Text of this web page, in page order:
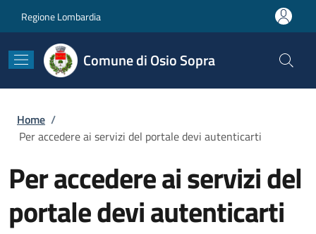
Regione Lombardia
Comune di Osio Sopra
Briciole di pane
Home /
Per accedere ai servizi del portale devi autenticarti
Per accedere ai servizi del
portale devi autenticarti